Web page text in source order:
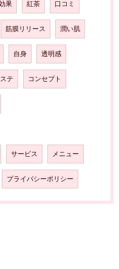
果 紅茶 口コミ
筋膜リリース 潤い肌
自身 透明感
テ コンセプト
サービス メニュー
プライバシーポリシー